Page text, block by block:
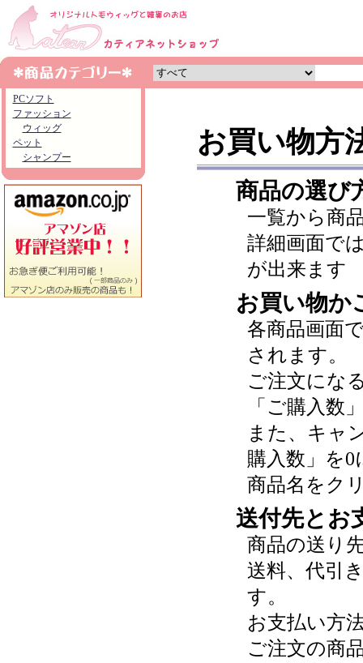
PCソフト
ファッション
ウィッグ
ペット
シャンプー
お買い物方
商品の選び
一覧から商
詳細画面で
が出来ます
お買い物か
各商品画面
されます。
ご注文にな
「ご購入数
また、キャ
購入数」を
商品名をク
送付先とお
商品の送り
送料、代引
す。
お支払い方
ご注文の商